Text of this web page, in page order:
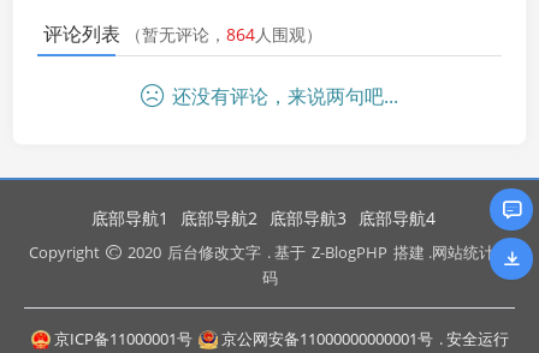
评论列表 （暂无评论， 864人围观）
还没有评论，来说两句吧...
底部导航1 底部导航2 底部导航3 底部导航4
Copyright 2020 后台修改文字 . 基于 Z-BlogPHP 搭建 .网站统计代
码
京ICP备11000001号 京公网安备11000000000001号 . 安全运行